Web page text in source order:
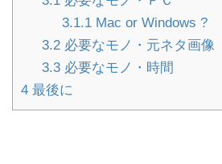
3.1.1 Mac or Windows ?
3.2必要なモノ・元ネタ画像
3.3必要なモノ・時間
4 最後に